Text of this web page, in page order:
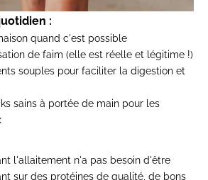
:
quand c'est possible
de faim (elle est réelle et légitime !)
souples pour faciliter la digestion et
sains à portée de main pour les
l'allaitement n'a pas besoin d'être
sur des protéines de qualité, de bons